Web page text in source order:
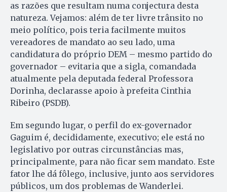
as razões que resultam numa conjectura desta
natureza. Vejamos: além de ter livre trânsito no
meio político, pois teria facilmente muitos
vereadores de mandato ao seu lado, uma
candidatura do próprio DEM – mesmo partido do
governador – evitaria que a sigla, comandada
atualmente pela deputada federal Professora
Dorinha, declarasse apoio à prefeita Cinthia
Ribeiro (PSDB).
Em segundo lugar, o perfil do ex-governador
Gaguim é, decididamente, executivo; ele está no
legislativo por outras circunstâncias mas,
principalmente, para não ficar sem mandato. Este
fator lhe dá fôlego, inclusive, junto aos servidores
públicos, um dos problemas de Wanderlei.